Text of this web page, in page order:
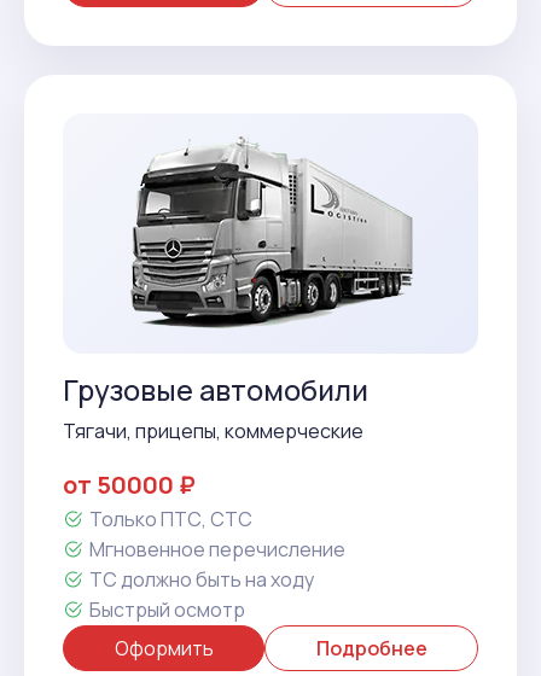
Грузовые автомобили
Тягачи, прицепы, коммерческие
от 50000 ₽
Только ПТС, СТС
Мгновенное перечисление
ТС должно быть на ходу
Быстрый осмотр
Оформить
Подробнее